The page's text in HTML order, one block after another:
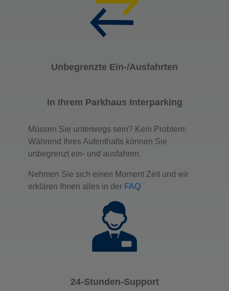
Unbegrenzte Ein-/Ausfahrten
in Ihrem Parkhaus Interparking
Müssen Sie unterwegs sein? Kein Problem:
Während Ihres Aufenthalts können Sie
unbegrenzt ein- und ausfahren.
Nehmen Sie sich einen Moment Zeit und wir
erklären Ihnen alles in der FAQ
24-Stunden-Support